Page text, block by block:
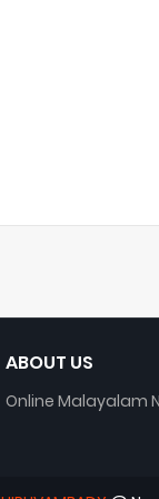
ABOUT US
Online Malayalam